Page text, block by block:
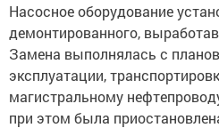
Насосное оборудование
демонтированного,
Замена выполнялась с
эксплуатации,
магистральному
при этом была